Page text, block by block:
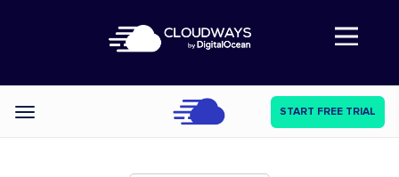
Abre a navegação
Categories START FREE TRIAL